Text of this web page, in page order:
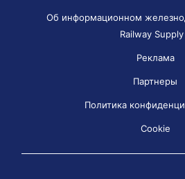
Об информационном
Railway Supply
Реклама
Партнеры
Политика
Cookie